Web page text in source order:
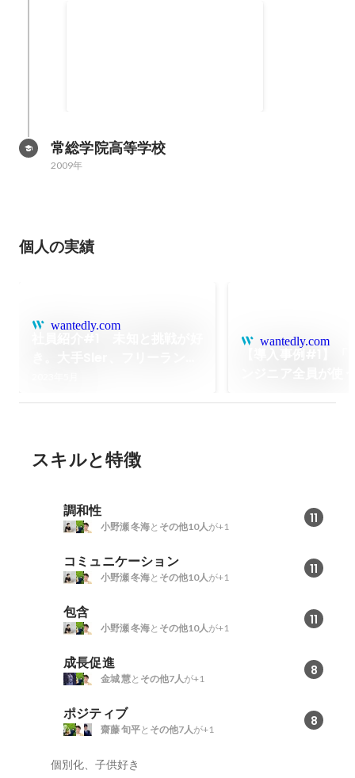
支援金の調達も合わせて行う。
常総学院高等学校
2009年
個人の実績
wantedly.com
wantedly.com
スキルと特徴
調和性 11
小野瀬 冬海と その他10人が+1
コミュニケーション 11
小野瀬 冬海と その他10人が+1
包含 11
小野瀬 冬海と その他10人が+1
成長促進 8
金城 慧と その他7人が+1
ポジティブ 8
齋藤 旬平と その他7人が+1
個別化、子供好き